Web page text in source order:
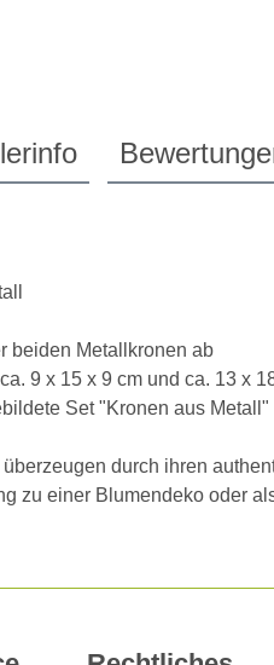
beiden Metallkronen ab
9 x 15 x 9 cm und ca. 13 x
Set "Kronen aus
durch ihren
zu einer Blumendeko oder